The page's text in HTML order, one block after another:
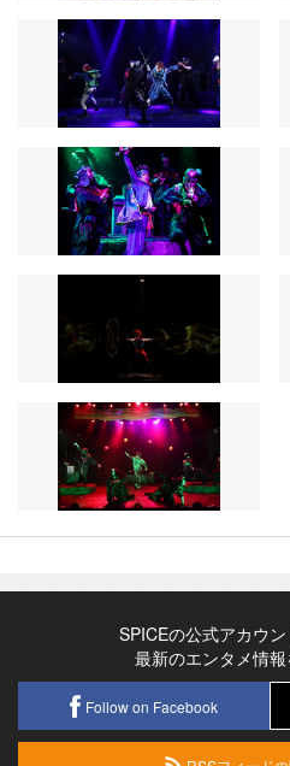
SPICEの公式アカウ
最新のエンタメ情
Follow on Facebook